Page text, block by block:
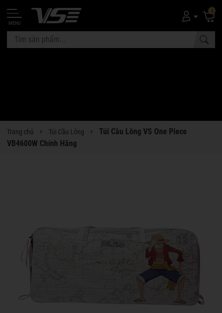
MENU
0
Trang chủ Túi Cầu Lông
Túi Cầu Lông VS One Piece
VB4600W Chính Hãng